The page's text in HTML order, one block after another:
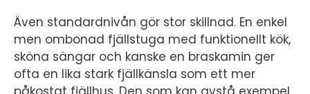
Även standardnivån gör stor skillnad. En enkel
men ombonad fjällstuga med funktionellt kök,
sköna sängar och kanske en braskamin ger
ofta en lika stark fjällkänsla som ett mer